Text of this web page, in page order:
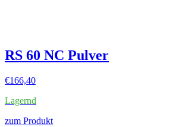
RS 60 NC Pulver
€166,40
Lagernd
zum Produkt